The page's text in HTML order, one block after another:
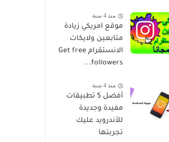
منذ 4 سنة
موقع امريكي زيادة
متابعين ولايكات
الانستقرام Get free
followers...
منذ 4 سنة
أفضل 5 تطبيقات
مفيدة وجديدة
للأندرويد عليك
تجربتها